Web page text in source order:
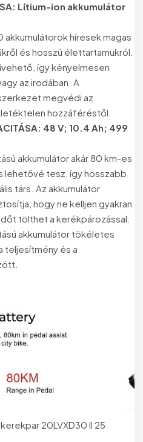
Lítium-ion akkumulátor
akkumulátorok híresek magas
és hosszú élettartamukról.
így kényelmesen
az irodában. A
megvédi az
hozzáféréstől.
48 V; 10.4 Ah; 499
akkumulátor akár 80 km-es
lehetővé tesz, így hosszabb
társ. Az akkumulátor
hogy ne kelljen gyakran
tölthet a kerékpározással.
akkumulátor tökéletes
teljesítmény és a
20LVXD30 II 25